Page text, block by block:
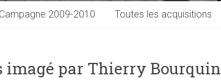
Campagne 2009-2010 Toutes les acquisitions
imagé par Thierry Bourquin